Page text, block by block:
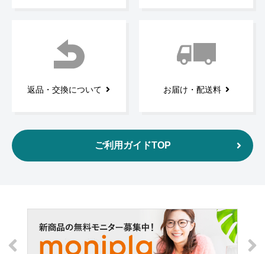
返品・交換について お届け・配送料
ご利用ガイドTOP